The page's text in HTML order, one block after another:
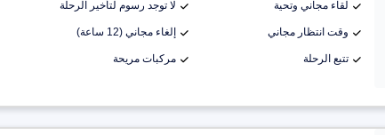
لقاء مجاني وتحية لا توجد رسوم لتأخير الرحلة
وقت انتظار مجاني إلغاء مجاني (12 ساعة)
تتبع الرحلة مركبات مريحة